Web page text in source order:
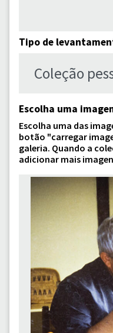
Tipo de
Escolha uma
Escolha uma das
botão "carregar
galeria. Quando a
adicionar mais